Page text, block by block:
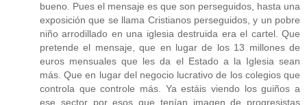
bueno. Pues el mensaje es que son perseguidos, hasta una
exposición que se llama Cristianos perseguidos, y un pobre
niño arrodillado en una iglesia destruida era el cartel. Que
pretende el mensaje, que en lugar de los 13 millones de
euros mensuales que les da el Estado a la Iglesia sean
más. Que en lugar del negocio lucrativo de los colegios que
controla que controle más. Ya estáis viendo los guiños a
ese sector por esos que tenían imagen de progresistas